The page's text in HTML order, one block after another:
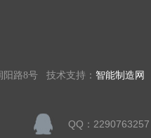
阳路8号 技术支持： 智能制造网
QQ：2290763257